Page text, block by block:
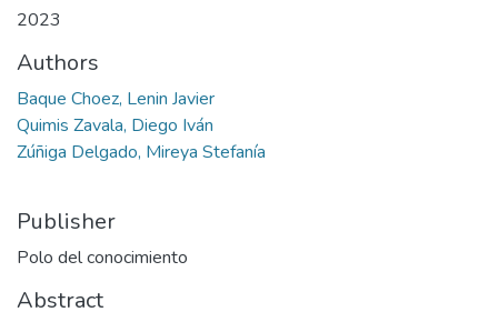
2023
Authors
Baque Choez, Lenin Javier
Quimis Zavala, Diego Iván
Zúñiga Delgado, Mireya Stefanía
Publisher
Polo del conocimiento
Abstract